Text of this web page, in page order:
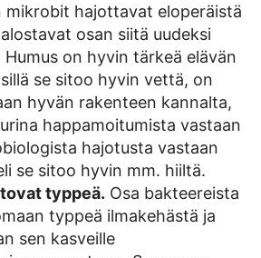
mikrobit hajottavat eloperäistä
osan siitä uudeksi
Humus on hyvin tärkeä elävän
se sitoo hyvin vettä, on
hyvän rakenteen kannalta,
happamoitumista vastaan
hajotusta vastaan
se sitoo hyvin mm. hiiltä.
typpeä. Osa bakteereista
typpeä ilmakehästä ja
sen kasveille